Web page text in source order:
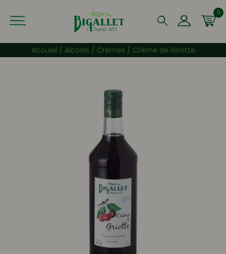
Que recherchez-vous ?
0
Accueil / Alcools / Crèmes / Crème de Griotte